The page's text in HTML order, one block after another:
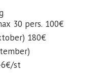
30 pers. 100€
180€
st